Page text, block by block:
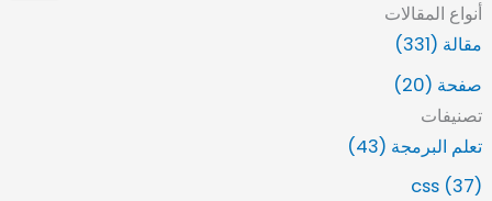
ب
ح
ع
:
أنواع المقالات
مقالة (331)
صفحة (20)
تصنيفات
تعلم البرمجة (43)
css (37)